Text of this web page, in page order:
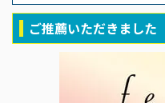
ご推薦いただきました